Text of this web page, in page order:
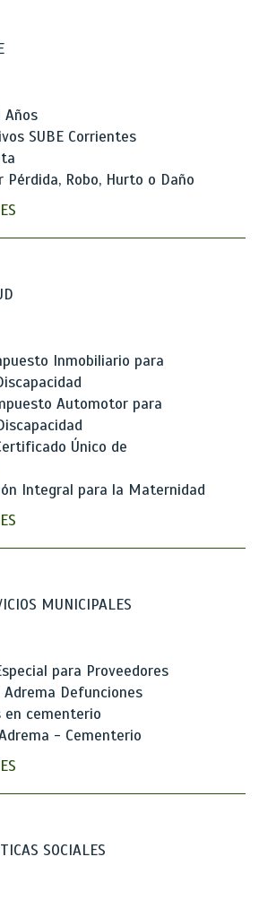
Años
SUBE Corrientes
Pérdida, Robo, Hurto o Daño
Inmobiliario para
Automotor para
Único de
Integral para la Maternidad
MUNICIPALES
para Proveedores
Defunciones
en cementerio
- Cementerio
SOCIALES